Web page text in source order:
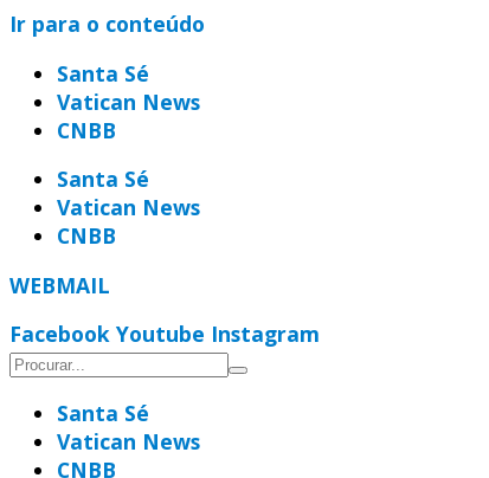
Ir para o conteúdo
Santa Sé
Vatican News
CNBB
Santa Sé
Vatican News
CNBB
WEBMAIL
Facebook Youtube Instagram
Santa Sé
Vatican News
CNBB